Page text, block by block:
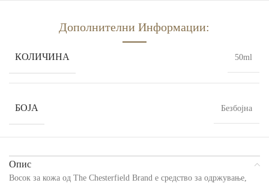
Дополнителни Информации:
КОЛИЧИНА 50ml
БОЈА Безбојна
Опис
Восок за кожа од The Chesterfield Brand е средство за одржување,